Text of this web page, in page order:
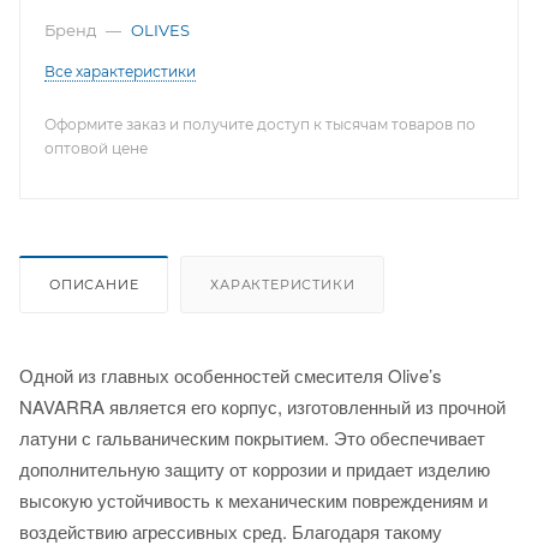
Бренд — OLIVES
Все характеристики
Оформите заказ и получите доступ к тысячам товаров по
оптовой цене
ОПИСАНИЕ ХАРАКТЕРИСТИКИ
Одной из главных особенностей смесителя Olive’s
NAVARRA является его корпус, изготовленный из прочной
латуни с гальваническим покрытием. Это обеспечивает
дополнительную защиту от коррозии и придает изделию
высокую устойчивость к механическим повреждениям и
воздействию агрессивных сред. Благодаря такому